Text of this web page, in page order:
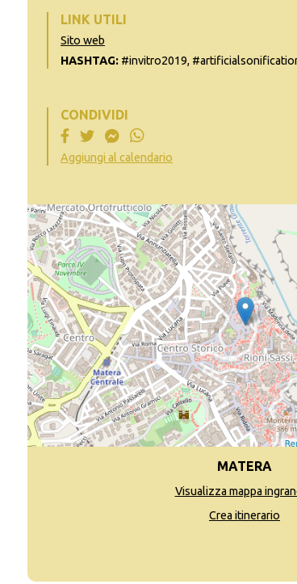
LINK UTILI
Sito web
HASHTAG: #invitro2019,
CONDIVIDI
Aggiungi al calendario
MATERA
Visualizza mappa
Crea itinerario